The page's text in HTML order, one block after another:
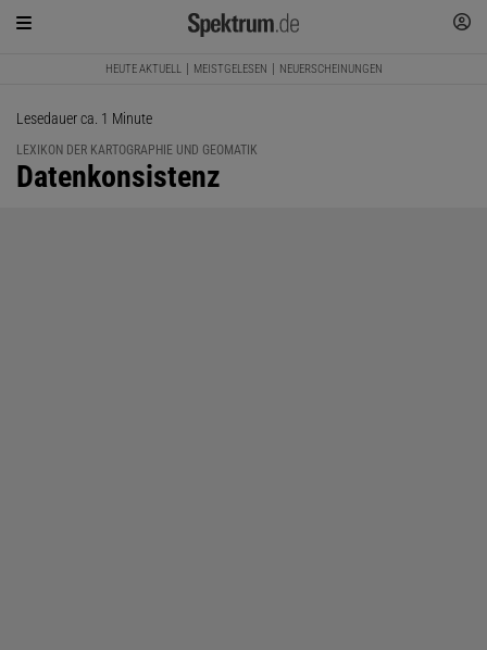
HEUTE AKTUELL MEISTGELESEN NEUERSCHEINUNGEN
Lesedauer ca. 1 Minute
LEXIKON DER KARTOGRAPHIE UND GEOMATIK
:
Datenkonsistenz